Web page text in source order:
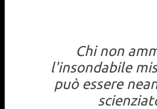
Chi non
l'insondabile
può essere